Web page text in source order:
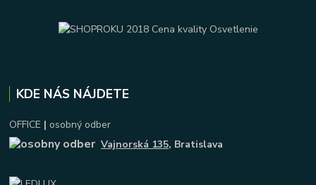
KDE NÁS NÁJDETE
OFFICE | osobný odber
Vajnorská 135, Bratislava